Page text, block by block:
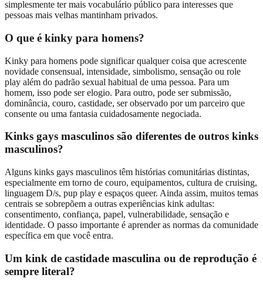
simplesmente ter mais vocabulário público para interesses que
pessoas mais velhas mantinham privados.
O que é kinky para homens?
Kinky para homens pode significar qualquer coisa que acrescente
novidade consensual, intensidade, simbolismo, sensação ou role
play além do padrão sexual habitual de uma pessoa. Para um
homem, isso pode ser elogio. Para outro, pode ser submissão,
dominância, couro, castidade, ser observado por um parceiro que
consente ou uma fantasia cuidadosamente negociada.
Kinks gays masculinos são diferentes de outros kinks
masculinos?
Alguns kinks gays masculinos têm histórias comunitárias distintas,
especialmente em torno de couro, equipamentos, cultura de cruising,
linguagem D/s, pup play e espaços queer. Ainda assim, muitos temas
centrais se sobrepõem a outras experiências kink adultas:
consentimento, confiança, papel, vulnerabilidade, sensação e
identidade. O passo importante é aprender as normas da comunidade
específica em que você entra.
Um kink de castidade masculina ou de reprodução é
sempre literal?